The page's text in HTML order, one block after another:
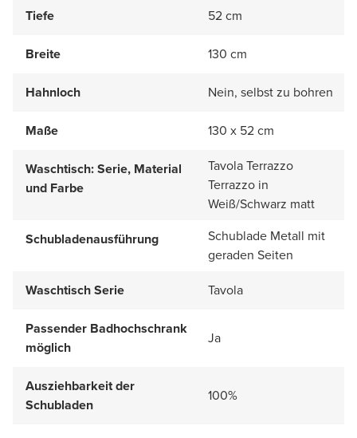
Tiefe
52 cm
Breite 130 cm
Hahnloch Nein, selbst zu bohren
Maße 130 x 52 cm
Waschtisch: Serie, Material
und Farbe
Tavola Terrazzo
Terrazzo in
Weiß/Schwarz matt
Schubladenausführung
Schublade Metall mit
geraden Seiten
Waschtisch Serie
Tavola
Passender Badhochschrank
möglich
Ja
Ausziehbarkeit der
Schubladen
100%